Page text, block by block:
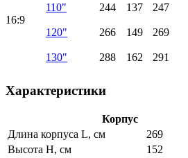
16:9
110"
244 137 247
120"
266 149 269
130"
288 162 291
Характеристики
Корпус
Длина корпуса L, см
269
Высота H, см
152